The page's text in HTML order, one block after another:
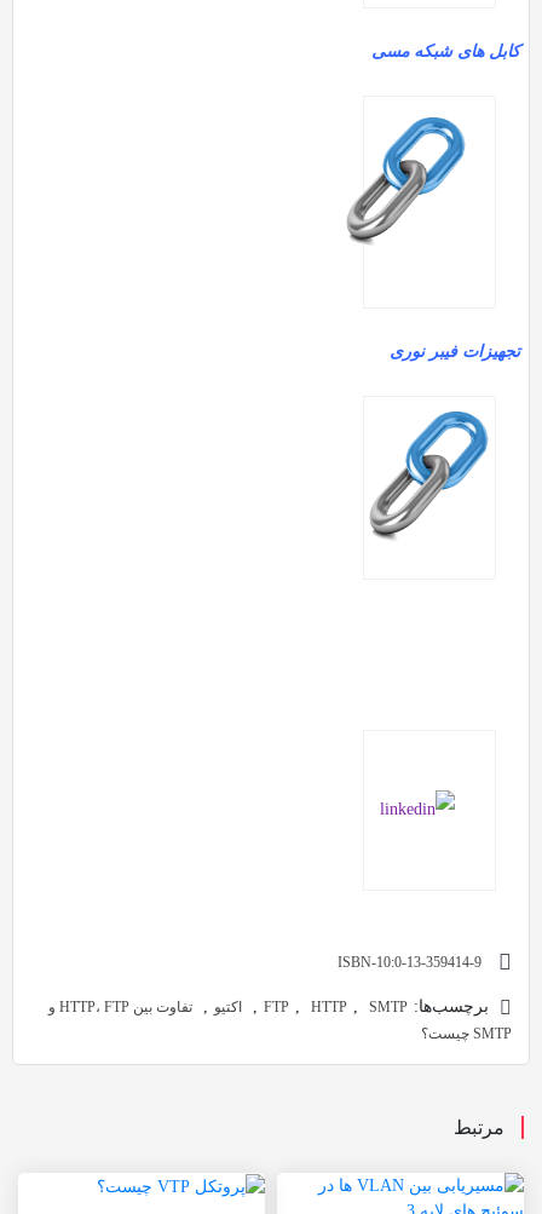
کابل های شبکه مسی
تجهیزات فیبر نوری
ISBN-10:0-13-359414-9
برچسب‌ها: FTP HTTP SMTP
, اکتیو ,
تفاوت بین HTTP، FTP و
SMTP چیست؟
مرتبط